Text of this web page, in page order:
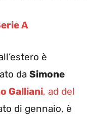
A
è
da Simone
Galliani, ad del
di gennaio, è